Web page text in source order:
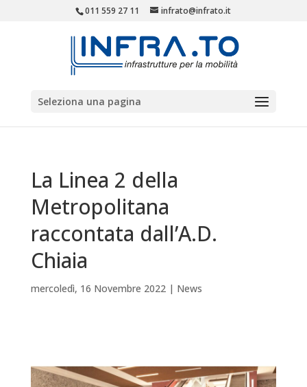
011 559 27 11 infrato@infrato.it
Seleziona una pagina
La Linea 2 della
Metropolitana
raccontata dall’A.D.
Chiaia
mercoledì, 16 Novembre 2022| News